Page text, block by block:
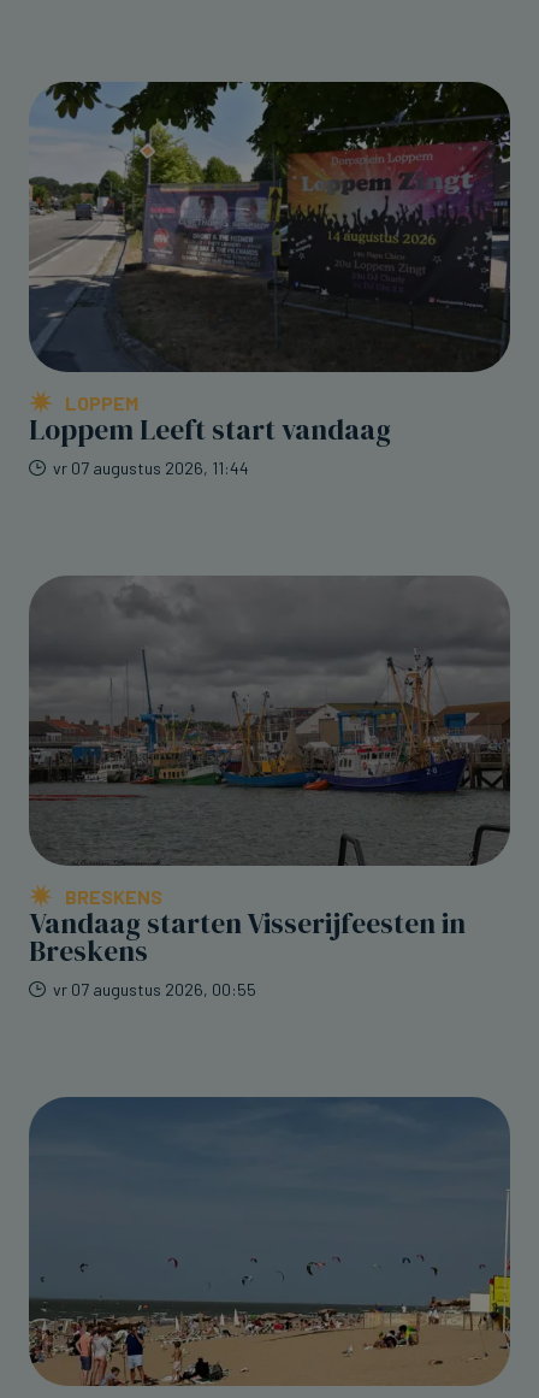
LOPPEM
Loppem Leeft start vandaag
vr 07 augustus 2026, 11:44
BRESKENS
Vandaag starten Visserijfeesten in
Breskens
vr 07 augustus 2026, 00:55